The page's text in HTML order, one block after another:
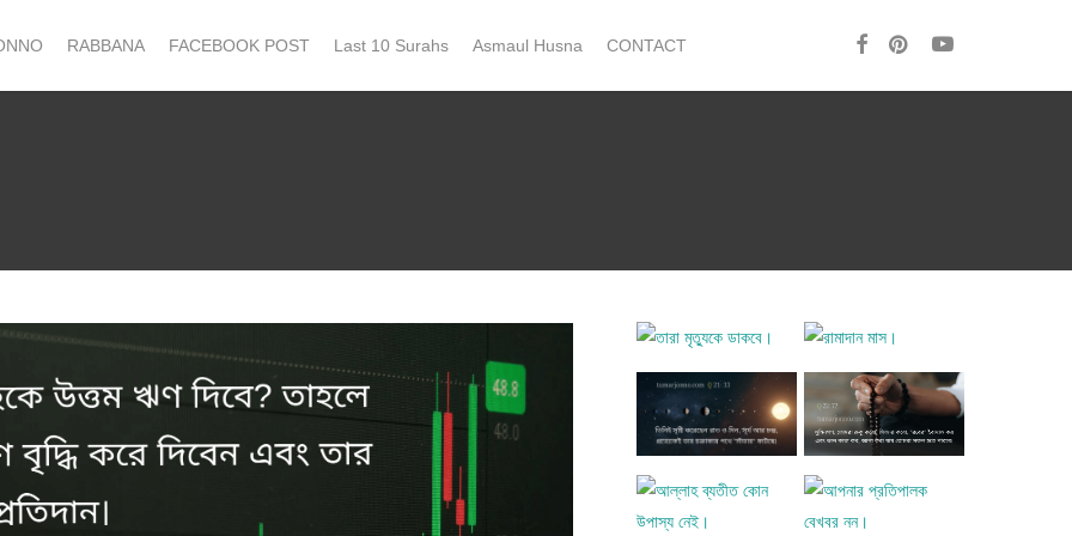
RABBANA FACEBOOK POST Last 10 Surahs Asmaul Husna CONTACT facebookpinterestyoutube